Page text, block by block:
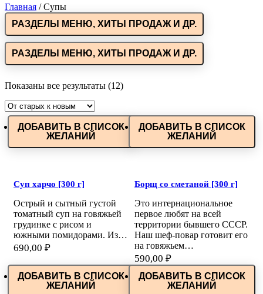
Главная /Супы
РАЗДЕЛЫ МЕНЮ, ХИТЫ ПРОДАЖ И ДР.
РАЗДЕЛЫ МЕНЮ, ХИТЫ ПРОДАЖ И ДР.
Показаны все результаты (12)
ДОБАВИТЬ В СПИСОК
ЖЕЛАНИЙ
Суп харчо [300 г]
Острый и сытный густой
томатный суп на говяжьей
грудинке с рисом и
южными помидорами. Из…
690,00 ₽
ДОБАВИТЬ В СПИСОК
ЖЕЛАНИЙ
Борщ со сметаной [300 г]
Это интернациональное
первое любят на всей
территории бывшего СССР.
Наш шеф-повар готовит его
на говяжьем…
590,00 ₽
ДОБАВИТЬ В СПИСОК
ЖЕЛАНИЙ
ДОБАВИТЬ В СПИСОК
ЖЕЛАНИЙ